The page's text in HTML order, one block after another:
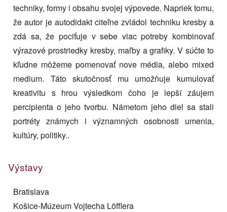
techniky, formy i obsahu svojej výpovede. Napriek tomu,
že autor je autodidakt citeľne zvládol techniku kresby a
zdá sa, že pociťuje v sebe viac potreby kombinovať
výrazové prostriedky kresby, maľby a grafiky. V súčte to
kľudne môžeme pomenovať nove média, alebo mixed
medium. Táto skutočnosť mu umožňuje kumulovať
kreativitu s hrou výsledkom čoho je lepší záujem
percipienta o jeho tvorbu. Námetom jeho diel sa stali
portréty známych i významných osobnosti umenia,
kultúry, politiky..
Výstavy
Bratislava
Košice-Múzeum Vojtecha Löfflera